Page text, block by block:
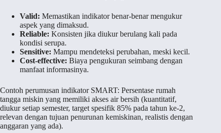
Valid: Memastikan indikator benar-benar mengukur
aspek yang dimaksud.
Reliable: Konsisten jika diukur berulang kali pada
kondisi serupa.
Sensitive: Mampu mendeteksi perubahan, meski kecil.
Cost-effective: Biaya pengukuran seimbang dengan
manfaat informasinya.
Contoh perumusan indikator SMART: Persentase rumah
tangga miskin yang memiliki akses air bersih (kuantitatif,
diukur setiap semester, target spesifik 85% pada tahun ke-2,
relevan dengan tujuan penurunan kemiskinan, realistis dengan
anggaran yang ada).